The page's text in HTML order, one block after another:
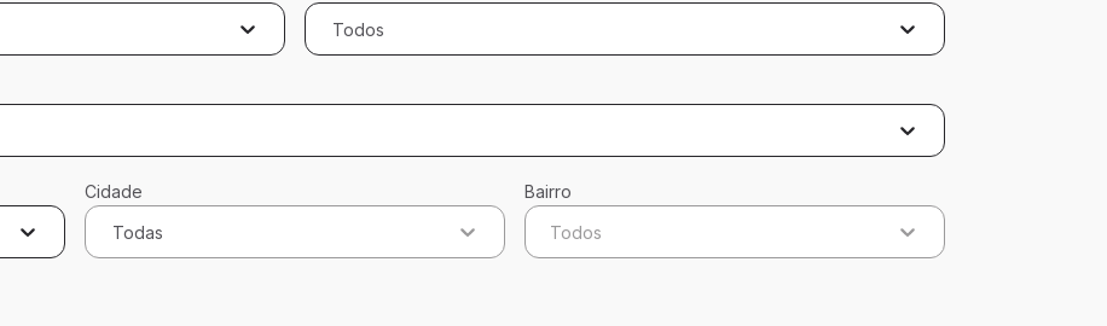
Todos
Cidade
Todas
Bairro
Todos